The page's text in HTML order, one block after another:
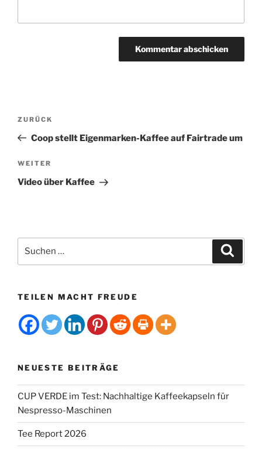
e
r
a
t
:
Beitragsnavigation
Vorheriger
Beitrag
ZURÜCK
Coop stellt Eigenmarken-Kaffee auf Fairtrade um
Nächster
Beitrag
WEITER
Video über Kaffee
nach:
TEILEN MACHT FREUDE
NEUESTE BEITRÄGE
CUP VERDE im Test: Nachhaltige Kaffeekapseln für
Nespresso-Maschinen
Tee Report 2026